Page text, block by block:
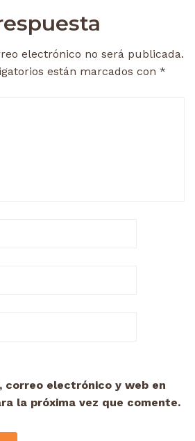
electrónico no será publicada.
están marcados con *
correo electrónico y web en
la próxima vez que comente.